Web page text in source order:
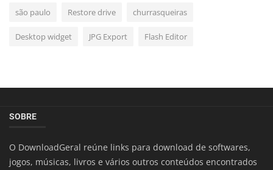
são paulo Restore drive churrasqueiras
Desktop widget JPG Export Flash Editor
SOBRE
O DownloadGeral reúne links para download de softwares,
jogos, músicas, livros e vários outros conteúdos encontrados